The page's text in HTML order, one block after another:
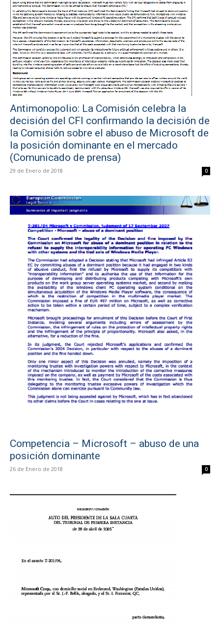
Antimonopolio: La Comisión celebra la
decisión del CFI confirmando la decisión de
la Comisión sobre el abuso de Microsoft de
la posición dominante en el mercado
(Comunicado de prensa)
29 de Enero de 2018 0
Competencia – Microsoft – abuso de una
posición dominante
26 de Enero de 2018 0